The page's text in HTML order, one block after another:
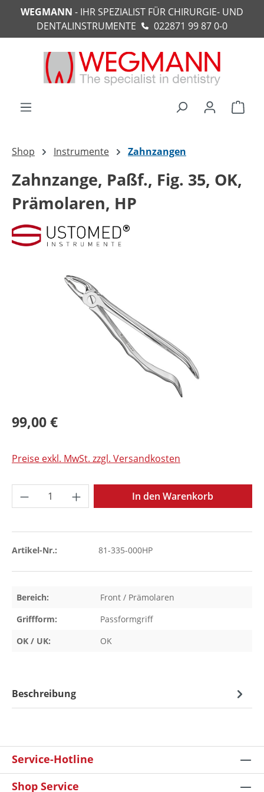
springen
WEGMANN - IHR SPEZIALIST FÜR CHIRURGIE- UND
DENTALINSTRUMENTE
022871 99 87 0-0
Shop Instrumente Zahnzangen
Zahnzange, Paßf., Fig. 35, OK,
Prämolaren, HP
Bildergalerie überspringen
99,00 €
Preise exkl. MwSt. zzgl. Versandkosten
Produkt Anzahl: Gib den gewünschten
In den Warenkorb
Artikel-Nr.: 81-335-000HP
Bereich:
Front / Prämolaren
Griffform:
Passformgriff
OK / UK:
OK
Beschreibung
Service-Hotline
Shop Service